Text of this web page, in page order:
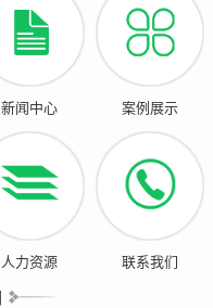
新闻中心 案例展示
人力资源 联系我们